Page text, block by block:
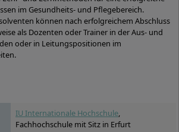
im Gesundheits- und Pflegebereich.
können nach erfolgreichem Abschluss
als Dozenten oder Trainer in der Aus- und
oder in Leitungspositionen im
IU Internationale Hochschule,
Fachhochschule mit Sitz in Erfurt